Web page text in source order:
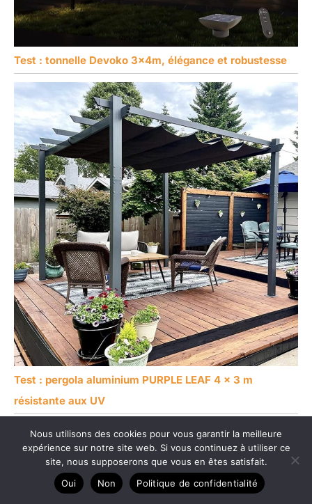
Test : tonnelle Devoko 3x4m, élégance et robustesse
Test : pergola aluminium PURPLE LEAF 4 x 3 m
résistante aux UV
Nous utilisons des cookies pour vous garantir la meilleure
expérience sur notre site web. Si vous continuez à utiliser ce
site, nous supposerons que vous en êtes satisfait.
Oui
Non Politique de confidentialité